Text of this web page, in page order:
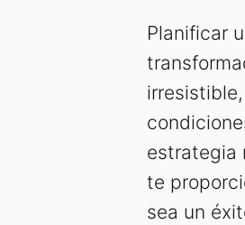
Planificar
estrategia
te
sea un